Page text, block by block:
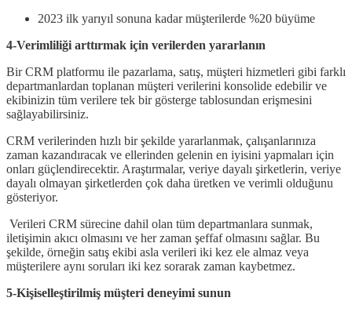
2023 ilk yarıyıl sonuna kadar müşterilerde %20 büyüme
4-Verimliliği arttırmak için verilerden yararlanın
Bir CRM platformu ile pazarlama, satış, müşteri hizmetleri gibi farklı
departmanlardan toplanan müşteri verilerini konsolide edebilir ve
ekibinizin tüm verilere tek bir gösterge tablosundan erişmesini
sağlayabilirsiniz.
CRM verilerinden hızlı bir şekilde yararlanmak, çalışanlarınıza
zaman kazandıracak ve ellerinden gelenin en iyisini yapmaları için
onları güçlendirecektir. Araştırmalar, veriye dayalı şirketlerin, veriye
dayalı olmayan şirketlerden çok daha üretken ve verimli olduğunu
gösteriyor.
Verileri CRM sürecine dahil olan tüm departmanlara sunmak,
iletişimin akıcı olmasını ve her zaman şeffaf olmasını sağlar. Bu
şekilde, örneğin satış ekibi asla verileri iki kez ele almaz veya
müşterilere aynı soruları iki kez sorarak zaman kaybetmez.
5-Kişiselleştirilmiş müşteri deneyimi sunun